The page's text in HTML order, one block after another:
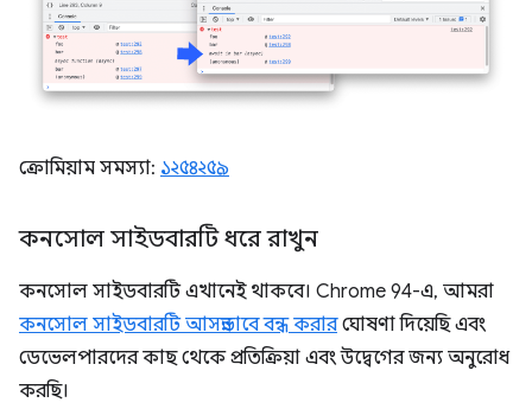
ক্রোমিয়াম সমস্যা: ১২৫৪২৫৯
কনসোল সাইডবারটি ধরে রাখুন
কনসোল সাইডবারটি এখানেই থাকবে। Chrome 94-এ, আমরা
কনসোল সাইডবারটি আসন্নভাবে বন্ধ করারঘোষণা দিয়েছি এবং
ডেভেলপারদের কাছ থেকে প্রতিক্রিয়া এবং উদ্বেগের জন্য অনুরোধ
করছি।